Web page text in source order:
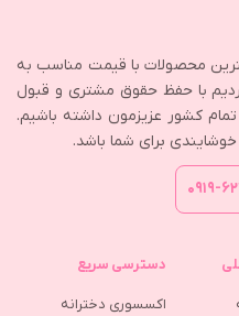
محصولات با قیمت مناسب به
با حفظ حقوق مشتری و قبول
کشور عزیزمون داشته باشیم.
برای شما باشد.
دسترسی سریع
اکسسوری دخترانه